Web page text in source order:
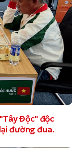
Độc" độc
đường đua.